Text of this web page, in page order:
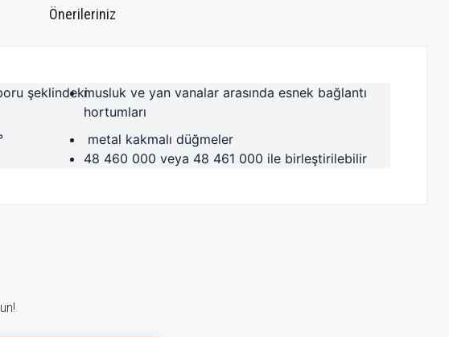
Önerileriniz
şeklindekimusluk ve yan vanalar arasında esnek bağlantı
hortumları
metal kakmalı düğmeler
48 460 000 veya 48 461 000 ile birleştirilebilir